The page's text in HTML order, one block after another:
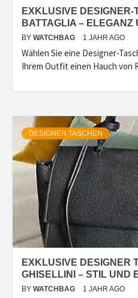
EXKLUSIVE
BATTAGLIA – ELEGANZ
BY WATCHBAG 1 JAHR AGO
Wählen Sie eine Designer-
Ihrem Outfit einen Hauch von
DESIGNER TASCHEN
EXKLUSIVE DESIGNER
GHISELLINI – STIL UND
BY WATCHBAG 1 JAHR AGO